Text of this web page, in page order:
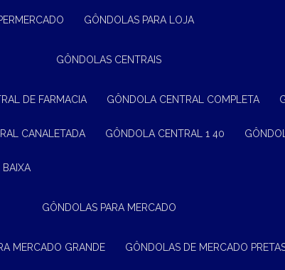
GÔNDOLAS PARA LOJA
GÔNDOLAS CENTRAIS
DE FARMACIA GÔNDOLA CENTRAL COMPLETA
CANALETADA GÔNDOLA CENTRAL 1 40
BAIXA
GÔNDOLAS PARA MERCADO
MERCADO GRANDE GÔNDOLAS DE MERCADO